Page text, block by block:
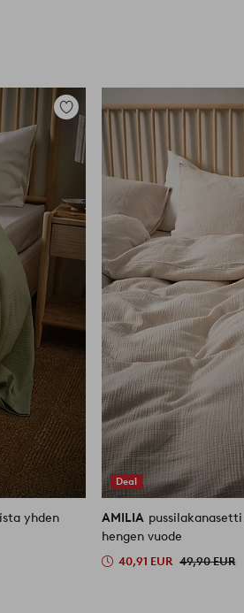
Lisää
suosikkeihin
yhden
Deal
AMILIA
hengen vuode
40,91 EUR 49,90 EUR